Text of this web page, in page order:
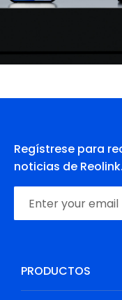
Regístrese para
noticias de Reolink.
PRODUCTOS